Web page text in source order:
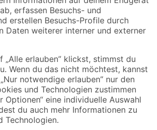
Versandarten
herunterladen